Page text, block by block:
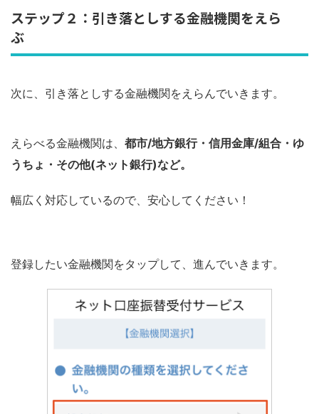
ステップ２：引き落としする金融機関をえら
ぶ
次に、引き落としする金融機関をえらんでいきます。
えらべる金融機関は、 都市/地方銀行・信用金庫/組合・ゆ
うちょ・その他(ネット銀行)など。
幅広く対応しているので、安心してください！
登録したい金融機関をタップして、進んでいきます。